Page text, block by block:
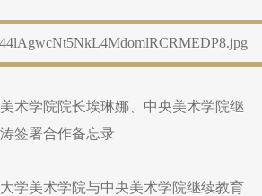
术学院院长埃琳娜、中央美术学院继
签署合作备忘录
学美术学院与中央美术学院继续教育